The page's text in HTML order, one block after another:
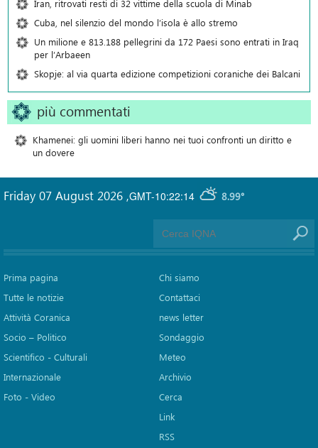
Iran, ritrovati resti di 32 vittime della scuola di Minab
Cuba, nel silenzio del mondo l’isola è allo stremo
Un milione e 813.188 pellegrini da 172 Paesi sono entrati in Iraq
per l’Arbaeen
Skopje: al via quarta edizione competizioni coraniche dei Balcani
più commentati
Khamenei: gli uomini liberi hanno nei tuoi confronti un diritto e
un dovere
GMT-10:22:14 8.99°
Friday 07 August 2026 ,
Prima pagina
Tutte le notizie
Attività Coranica
Socio – Politico
Scientifico - Culturali
Internazionale
Foto - Video
Chi siamo
Contattaci
news letter
Sondaggio
Meteo
Archivio
Cerca
Link
RSS